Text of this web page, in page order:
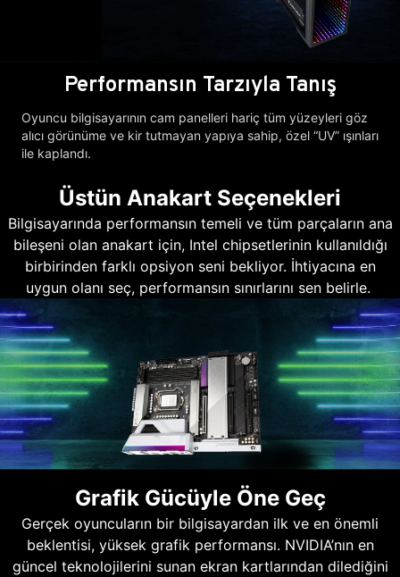
Performansın Tarzıyla Tanış
Oyuncu bilgisayarının cam panelleri hariç tüm yüzeyleri göz
alıcı görünüme ve kir tutmayan yapıya sahip, özel “UV” ışınları
ile kaplandı.
Üstün Anakart Seçenekleri
Bilgisayarında performansın temeli ve tüm parçaların ana
bileşeni olan anakart için, Intel chipsetlerinin kullanıldığı
birbirinden farklı opsiyon seni bekliyor. İhtiyacına en
uygun olanı seç, performansın sınırlarını sen belirle.
Grafik Gücüyle Öne Geç
Gerçek oyuncuların bir bilgisayardan ilk ve en önemli
beklentisi, yüksek grafik performansı. NVIDIA’nın en
güncel teknolojilerini sunan ekran kartlarından dilediğini